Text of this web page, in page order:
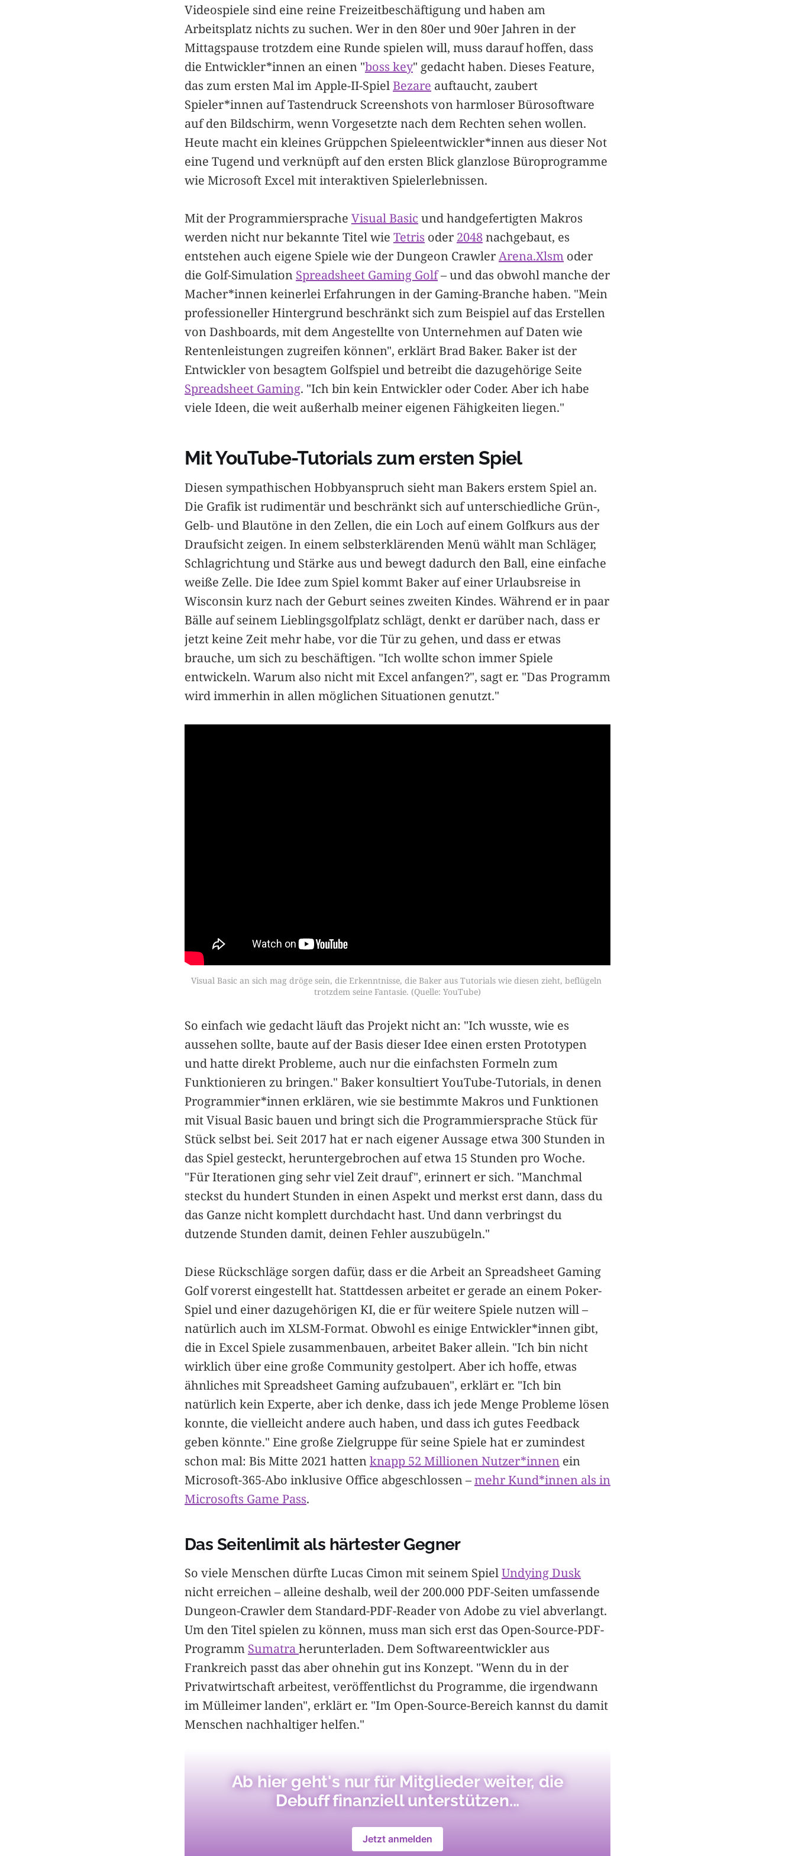
Videospiele sind eine reine Freizeitbeschäftigung und haben am
Arbeitsplatz nichts zu suchen. Wer in den 80er und 90er Jahren in der
Mittagspause trotzdem eine Runde spielen will, muss darauf hoffen, dass
die Entwickler*innen an einen "boss key" gedacht haben. Dieses Feature,
das zum ersten Mal im Apple-II-SpielBezare auftaucht, zaubert
Spieler*innen auf Tastendruck Screenshots von harmloser Bürosoftware
auf den Bildschirm, wenn Vorgesetzte nach dem Rechten sehen wollen.
Heute macht ein kleines Grüppchen Spieleentwickler*innen aus dieser Not
eine Tugend und verknüpft auf den ersten Blick glanzlose Büroprogramme
wie Microsoft Excel mit interaktiven Spielerlebnissen.
Mit der Programmiersprache Visual Basic und handgefertigten Makros
werden nicht nur bekannte Titel wie Tetris oder 2048nachgebaut, es
entstehen auch eigene Spiele wie der Dungeon CrawlerArena.Xlsm oder
die Golf-Simulation Spreadsheet Gaming Golf– und das obwohl manche der
Macher*innen keinerlei Erfahrungen in der Gaming-Branche haben. "Mein
professioneller Hintergrund beschränkt sich zum Beispiel auf das Erstellen
von Dashboards, mit dem Angestellte von Unternehmen auf Daten wie
Rentenleistungen zugreifen können", erklärt Brad Baker. Baker ist der
Entwickler von besagtem Golfspiel und betreibt die dazugehörige Seite
Spreadsheet Gaming. "Ich bin kein Entwickler oder Coder. Aber ich habe
viele Ideen, die weit außerhalb meiner eigenen Fähigkeiten liegen."
Mit YouTube-Tutorials zum ersten Spiel
Diesen sympathischen Hobbyanspruch sieht man Bakers erstem Spiel an.
Die Grafik ist rudimentär und beschränkt sich auf unterschiedliche Grün-,
Gelb- und Blautöne in den Zellen, die ein Loch auf einem Golfkurs aus der
Draufsicht zeigen. In einem selbsterklärenden Menü wählt man Schläger,
Schlagrichtung und Stärke aus und bewegt dadurch den Ball, eine einfache
weiße Zelle. Die Idee zum Spiel kommt Baker auf einer Urlaubsreise in
Wisconsin kurz nach der Geburt seines zweiten Kindes. Während er in paar
Bälle auf seinem Lieblingsgolfplatz schlägt, denkt er darüber nach, dass er
jetzt keine Zeit mehr habe, vor die Tür zu gehen, und dass er etwas
brauche, um sich zu beschäftigen. "Ich wollte schon immer Spiele
entwickeln. Warum also nicht mit Excel anfangen?", sagt er. "Das Programm
wird immerhin in allen möglichen Situationen genutzt."
Visual Basic an sich mag dröge sein, die Erkenntnisse, die Baker aus Tutorials wie diesen zieht, beflügeln
trotzdem seine Fantasie. (Quelle: YouTube)
So einfach wie gedacht läuft das Projekt nicht an: "Ich wusste, wie es
aussehen sollte, baute auf der Basis dieser Idee einen ersten Prototypen
und hatte direkt Probleme, auch nur die einfachsten Formeln zum
Funktionieren zu bringen." Baker konsultiert YouTube-Tutorials, in denen
Programmier*innen erklären, wie sie bestimmte Makros und Funktionen
mit Visual Basic bauen und bringt sich die Programmiersprache Stück für
Stück selbst bei. Seit 2017 hat er nach eigener Aussage etwa 300 Stunden in
das Spiel gesteckt, heruntergebrochen auf etwa 15 Stunden pro Woche.
"Für Iterationen ging sehr viel Zeit drauf", erinnert er sich. "Manchmal
steckst du hundert Stunden in einen Aspekt und merkst erst dann, dass du
das Ganze nicht komplett durchdacht hast. Und dann verbringst du
dutzende Stunden damit, deinen Fehler auszubügeln."
Diese Rückschläge sorgen dafür, dass er die Arbeit an Spreadsheet Gaming
Golf vorerst eingestellt hat. Stattdessen arbeitet er gerade an einem Poker-
Spiel und einer dazugehörigen KI, die er für weitere Spiele nutzen will –
natürlich auch im XLSM-Format. Obwohl es einige Entwickler*innen gibt,
die in Excel Spiele zusammenbauen, arbeitet Baker allein. "Ich bin nicht
wirklich über eine große Community gestolpert. Aber ich hoffe, etwas
ähnliches mit Spreadsheet Gaming aufzubauen", erklärt er. "Ich bin
natürlich kein Experte, aber ich denke, dass ich jede Menge Probleme lösen
konnte, die vielleicht andere auch haben, und dass ich gutes Feedback
geben könnte." Eine große Zielgruppe für seine Spiele hat er zumindest
schon mal: Bis Mitte 2021 hattenknapp 52 Millionen Nutzer*innen ein
Microsoft-365-Abo inklusive Office abgeschlossen –mehr Kund*innen als in
Microsofts Game Pass.
Das Seitenlimit als härtester Gegner
So viele Menschen dürfte Lucas Cimon mit seinem SpielUndying Dusk
nicht erreichen – alleine deshalb, weil der 200.000 PDF-Seiten umfassende
Dungeon-Crawler dem Standard-PDF-Reader von Adobe zu viel abverlangt.
Um den Titel spielen zu können, muss man sich erst das Open-Source-PDF-
Programm Sumatraherunterladen. Dem Softwareentwickler aus
Frankreich passt das aber ohnehin gut ins Konzept. "Wenn du in der
Privatwirtschaft arbeitest, veröffentlichst du Programme, die irgendwann
im Mülleimer landen", erklärt er. "Im Open-Source-Bereich kannst du damit
Menschen nachhaltiger helfen."
Ab hier geht's nur für Mitglieder weiter, die
Debuff finanziell unterstützen...
Jetzt anmelden